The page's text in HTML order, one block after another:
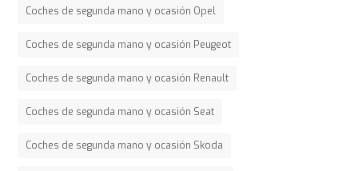
Coches de segunda mano y ocasión Opel
Coches de segunda mano y ocasión Peugeot
Coches de segunda mano y ocasión Renault
Coches de segunda mano y ocasión Seat
Coches de segunda mano y ocasión Skoda